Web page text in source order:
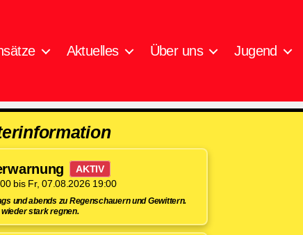
Aktuelles Über uns Jugend
AKTIV
bis Fr, 07.08.2026 19:00
und abends zu Regenschauern und Gewittern.
stark regnen.